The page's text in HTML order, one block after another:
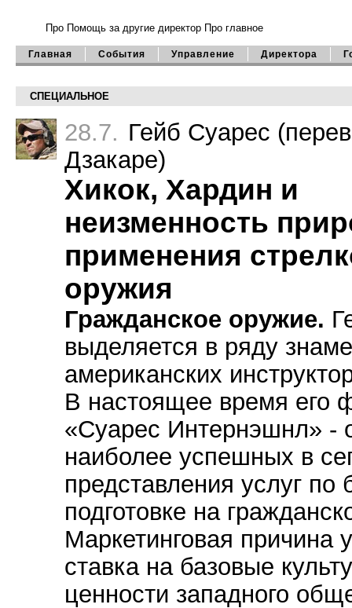
Про Помощь за другие директор Про главное
Главная События Управление Директора
СПЕЦИАЛЬНОЕ
28.7. Гейб Суарес
Дзакаре)
Хикок, Хардин и
неизменность
применения
оружия
Гражданское оружие.
выделяется в ряду
американских
В настоящее время его
«Суарес Интернэшнл» -
наиболее успешных в
представления услуг по
подготовке на
Маркетинговая причина
ставка на базовые
ценности западного